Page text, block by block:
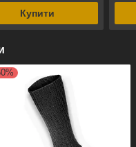
Купити